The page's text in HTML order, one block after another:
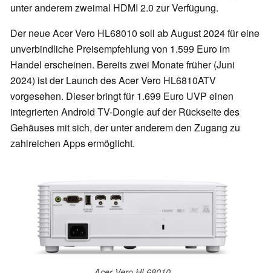
unter anderem zweimal HDMI 2.0 zur Verfügung.
Der neue Acer Vero HL68010 soll ab August 2024 für eine
unverbindliche Preisempfehlung von 1.599 Euro im
Handel erscheinen. Bereits zwei Monate früher (Juni
2024) ist der Launch des Acer Vero HL6810ATV
vorgesehen. Dieser bringt für 1.699 Euro UVP einen
integrierten Android TV-Dongle auf der Rückseite des
Gehäuses mit sich, der unter anderem den Zugang zu
zahlreichen Apps ermöglicht.